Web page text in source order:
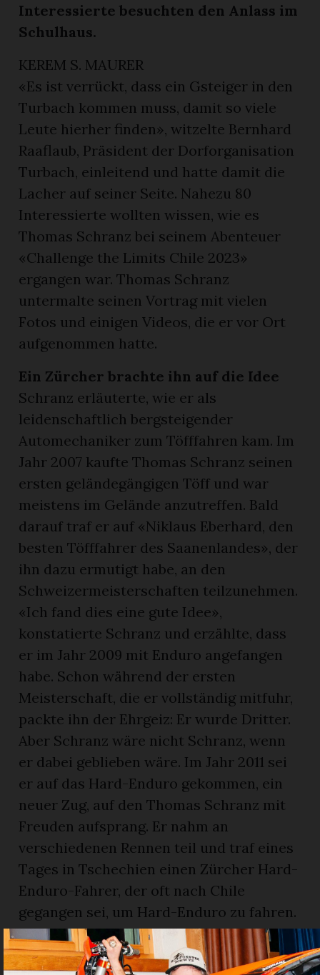
Interessierte besuchten den Anlass im
Schulhaus.
KEREM S. MAURER
«Es ist verrückt, dass ein Gsteiger in den
Turbach kommen muss, damit so viele
Leute hierher finden», witzelte Bernhard
Raaflaub, Präsident der Dorforganisation
Turbach, einleitend und hatte damit die
Lacher auf seiner Seite. Nahezu 80
Interessierte wollten wissen, wie es
Thomas Schranz bei seinem Abenteuer
«Challenge the Limits Chile 2023»
ergangen war. Thomas Schranz
untermalte seinen Vortrag mit vielen
Fotos und einigen Videos, die er vor Ort
aufgenommen hatte.
Ein Zürcher brachte ihn auf die Idee
Schranz erläuterte, wie er als
leidenschaftlich bergsteigender
Automechaniker zum Töfffahren kam. Im
Jahr 2007 kaufte Thomas Schranz seinen
ersten geländegängigen Töff und war
meistens im Gelände anzutreffen. Bald
darauf traf er auf «Niklaus Eberhard, den
besten Töfffahrer des Saanenlandes», der
ihn dazu ermutigt habe, an den
Schweizermeisterschaften teilzunehmen.
«Ich fand dies eine gute Idee»,
konstatierte Schranz und erzählte, dass
er im Jahr 2009 mit Enduro angefangen
habe. Schon während der ersten
Meisterschaft, die er vollständig mitfuhr,
packte ihn der Ehrgeiz: Er wurde Dritter.
Aber Schranz wäre nicht Schranz, wenn
er dabei geblieben wäre. Im Jahr 2011 sei
er auf das Hard-Enduro gekommen, ein
neuer Zug, auf den Thomas Schranz mit
Freuden aufsprang. Er nahm an
verschiedenen Rennen teil und traf eines
Tages in Tschechien einen Zürcher Hard-
Enduro-Fahrer, der oft nach Chile
gegangen sei, um Hard-Enduro zu fahren.
«Mit ihm entstand die Idee zum
Höhenweltrekord auf dem Berg Ojos del